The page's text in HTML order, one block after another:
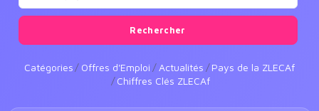
Rechercher
Catégories Offres d'Emploi Actualités
Pays de la ZLECAf
Chiffres Clés ZLECAf